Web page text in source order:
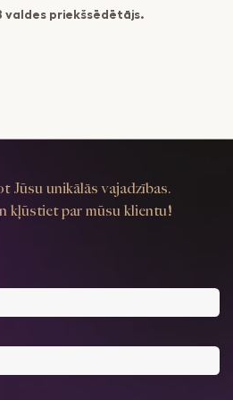
valdes priekšsēdētājs.
Jūsu unikālās vajadzības.
kļūstiet par mūsu klientu!